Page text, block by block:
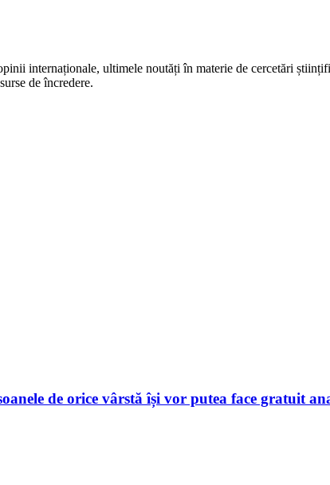
internaționale, ultimele noutăți în materie de cercetări
de încredere.
de orice vârstă își vor putea face gratuit